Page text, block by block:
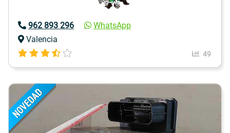
962 893 296
WhatsApp
Valencia
49